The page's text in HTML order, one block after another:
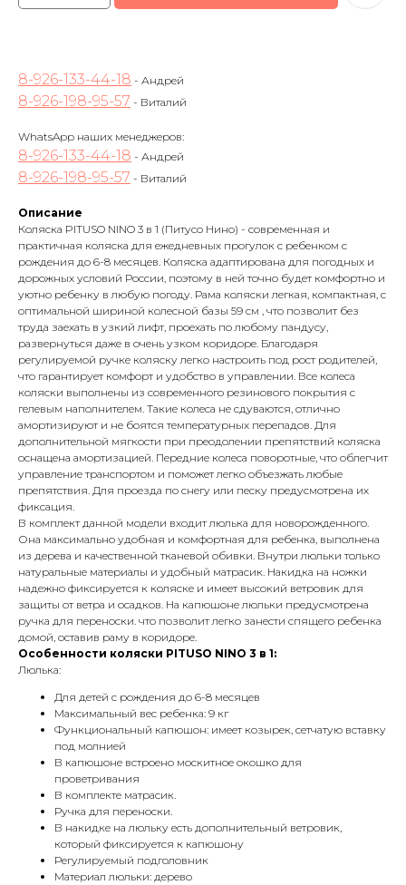
8-926-133-44-18 - Андрей
8-926-198-95-57 - Виталий
WhatsApp наших менеджеров:
8-926-133-44-18 - Андрей
8-926-198-95-57 - Виталий
Описание
Коляска PITUSO NINO 3 в 1 (Питусо Нино) - современная и
практичная коляска для ежедневных прогулок с ребенком с
рождения до 6-8 месяцев. Коляска адаптирована для погодных и
дорожных условий России, поэтому в ней точно будет комфортно и
уютно ребенку в любую погоду. Рама коляски легкая, компактная, с
оптимальной шириной колесной базы 59 см , что позволит без
труда заехать в узкий лифт, проехать по любому пандусу,
развернуться даже в очень узком коридоре. Благодаря
регулируемой ручке коляску легко настроить под рост родителей,
что гарантирует комфорт и удобство в управлении. Все колеса
коляски выполнены из современного резинового покрытия с
гелевым наполнителем. Такие колеса не сдуваются, отлично
амортизируют и не боятся температурных перепадов. Для
дополнительной мягкости при преодолении препятствий коляска
оснащена амортизацией. Передние колеса поворотные, что облегчит
управление транспортом и поможет легко объезжать любые
препятствия. Для проезда по снегу или песку предусмотрена их
фиксация.
В комплект данной модели входит люлька для новорожденного.
Она максимально удобная и комфортная для ребенка, выполнена
из дерева и качественной тканевой обивки. Внутри люльки только
натуральные материалы и удобный матрасик. Накидка на ножки
надежно фиксируется к коляске и имеет высокий ветровик для
защиты от ветра и осадков. На капюшоне люльки предусмотрена
ручка для переноски. что позволит легко занести спящего ребенка
домой, оставив раму в коридоре.
Особенности коляски PITUSO NINO 3 в 1:
Люлька:
Для детей с рождения до 6-8 месяцев
Максимальный вес ребенка: 9 кг
Функциональный капюшон: имеет козырек, сетчатую вставку
под молнией
В капюшоне встроено москитное окошко для
проветривания
В комплекте матрасик.
Ручка для переноски.
В накидке на люльку есть дополнительный ветровик,
который фиксируется к капюшону
Регулируемый подголовник
Материал люльки: дерево